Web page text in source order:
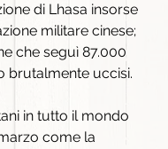
di Lhasa insorse
militare cinese;
che seguì 87.000
brutalmente uccisi.
in tutto il mondo
come la